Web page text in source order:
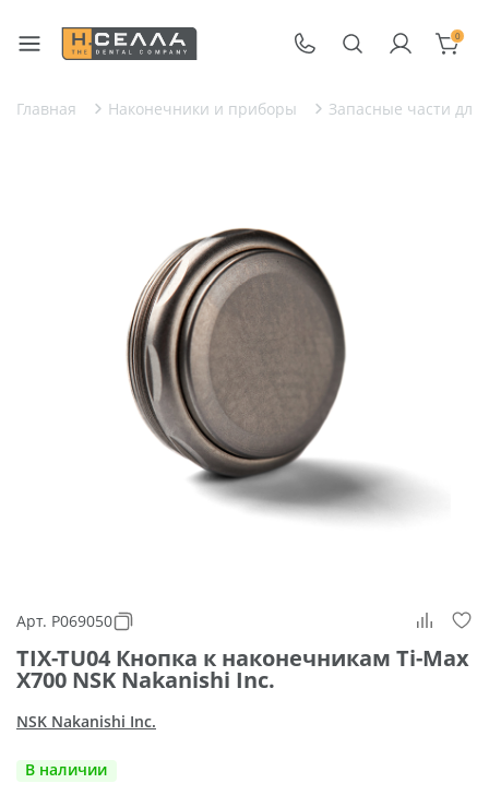
0
Главная Наконечники и приборы Запасные части для
Арт. P069050
TIX-TU04 Кнопка к наконечникам Ti-Max
X700 NSK Nakanishi Inc.
NSK Nakanishi Inc.
В наличии